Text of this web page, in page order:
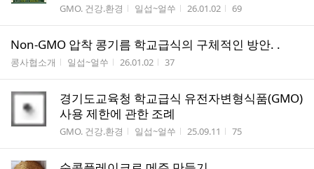
게시판명
GMO. 건강.환경 작성자
일섭~얼쑤 작성시간
26.01.02 조회수
69
Non-GMO 압착 콩기름 학교급식의 구체적인 방안. .
게시판명
콩사협소개 작성자
일섭~얼쑤 작성시간
26.01.02 조회수
37
경기도교육청 학교급식 유전자변형식품(GMO)
사용 제한에 관한 조례
게시판명
GMO. 건강.환경 작성자
일섭~얼쑤 작성시간
25.09.11 조회수
75